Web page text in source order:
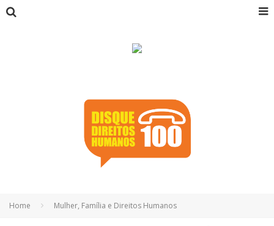
Home Mulher, Família e Direitos Humanos